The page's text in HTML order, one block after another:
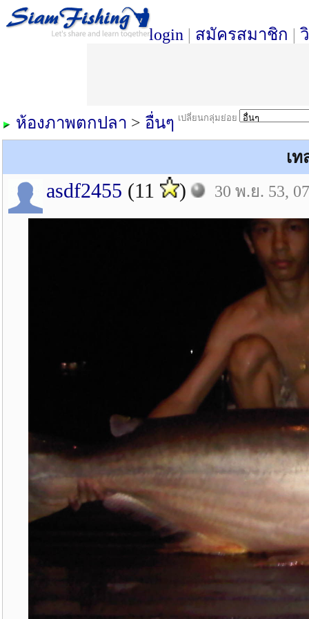
login | สมัครสมาชิก |
เปลี่ยนกลุ่มย่อย
ห้องภาพตกปลา > อื่นๆ
เ
asdf2455 (11 ) 30 พ.ย. 53,